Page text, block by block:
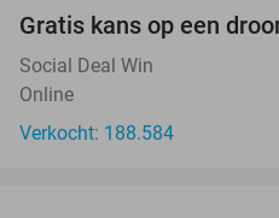
Gratis kans op een
Social Deal Win
Online
Verkocht: 188.584